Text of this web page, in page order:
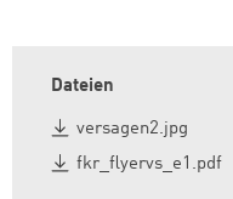
Dateien
versagen2.jpg
fkr_flyervs_e1.pdf